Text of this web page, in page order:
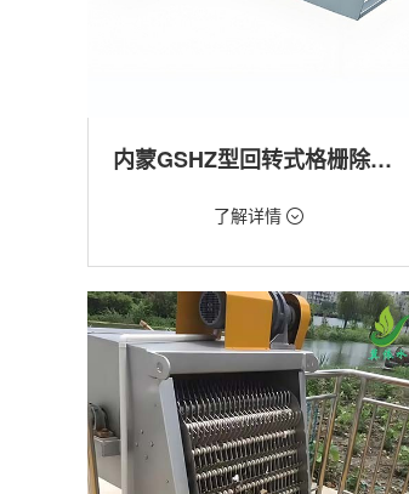
内蒙GSHZ型回转式格栅除污机
价格：1.08万/台
机,回转式清污机
用途：泵站,污水处理,水电站,自来水厂,渠道,水
产养殖,化工,纺织,给排水工程
了解详情